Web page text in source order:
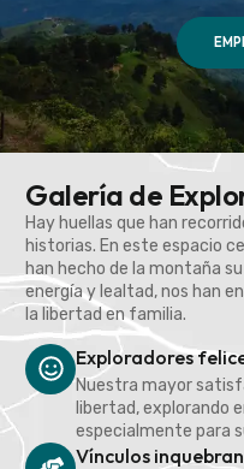
Galería de
Hay huellas que han
historias. En este espacio
han hecho de la montaña
energía y lealtad, nos han
la libertad en familia.
Exploradores
Nuestra mayor
libertad, explorando
especialmente para
Vínculos